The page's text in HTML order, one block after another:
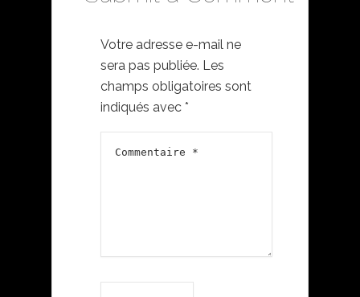
Votre adresse e-mail ne
sera pas publiée. Les
champs obligatoires sont
indiqués avec *